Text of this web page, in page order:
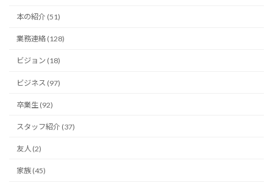
本の紹介 (51)
業務連絡 (128)
ビジョン (18)
ビジネス (97)
卒業生 (92)
スタッフ紹介 (37)
友人 (2)
家族 (45)